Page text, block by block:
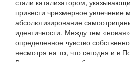
стали катализатором,
привести чрезмерное увлечение
абсолютизирование
идентичности. Между тем
определенное чувство
несмотря на то, что сегодня и в